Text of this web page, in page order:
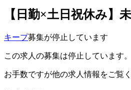
【日勤×土日祝休み】
キープ募集が停止しています
この求人の募集は停止しています。
お手数ですが他の求人情報をご覧く